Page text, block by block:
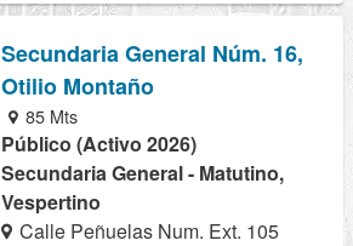
Secundaria General Núm. 16,
Otilio Montaño
85 Mts
Público (Activo 2026)
Secundaria General - Matutino,
Vespertino
Calle Peñuelas Num. Ext. 105